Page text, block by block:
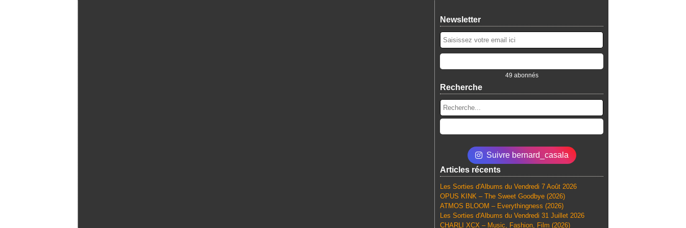
Newsletter
49 abonnés
Recherche
Suivre bernard_casala
Articles récents
Les Sorties d'Albums du Vendredi 7 Août 2026
OPUS KINK – The Sweet Goodbye (2026)
ATMOS BLOOM – Everythingness (2026)
Les Sorties d'Albums du Vendredi 31 Juillet 2026
CHARLI XCX – Music, Fashion, Film (2026)